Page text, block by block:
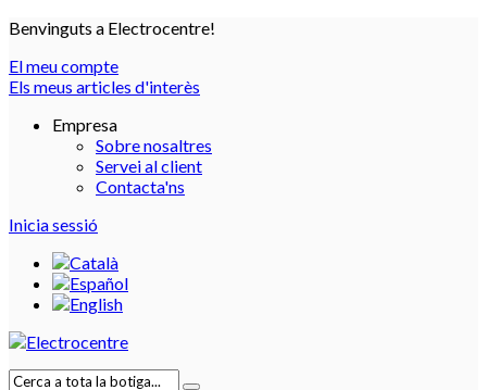
Benvinguts a Electrocentre!
El meu compte
Els meus articles d'interès
Empresa
Sobre nosaltres
Servei al client
Contacta'ns
Inicia sessió